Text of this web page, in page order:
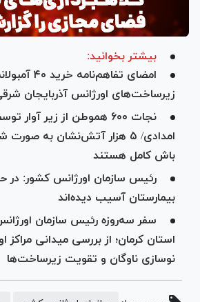
بیشتر بخوانید:
امضای
زیرساخت‌های اورژانس آذربایجان
نجات ۶۰۰ هموطن از زیر آوار
امدادی/ ۵ هزار آتش‌نشان به
باش کامل هستند
بیمارستان آسیب دیده‌اند
سفر سه‌روزه رئیس سازمان
استان کرمان؛ از بررسی میدانی مراکز
نوسازی ناوگان و تقویت زیرساخت‌ها